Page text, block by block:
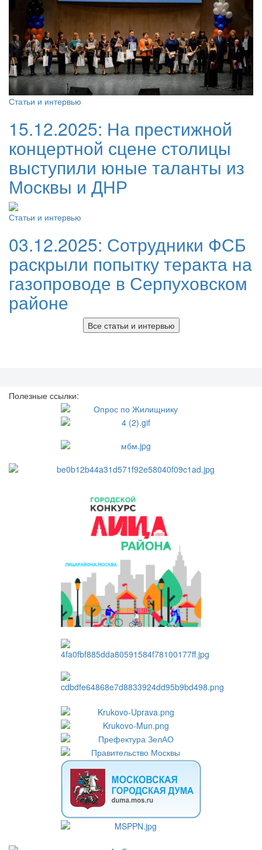
Статьи и интервью
15.12.2025: На престижной
концертной сцене столицы
выступили юные таланты из
Москвы и ДНР
Статьи и интервью
03.12.2025: Сотрудники ФСБ
раскрыли попытку теракта на
газопроводе в Серпуховском
районе
Все статьи и интервью
Полезные ссылки: